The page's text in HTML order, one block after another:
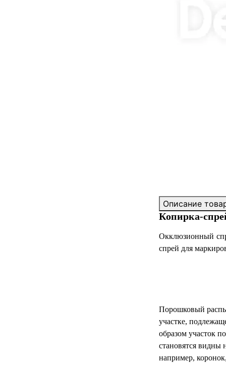
Описание
Копирка-
Окклюзионный
спрей для
Порошковый
участке,
образом участок
становятся видны
например,